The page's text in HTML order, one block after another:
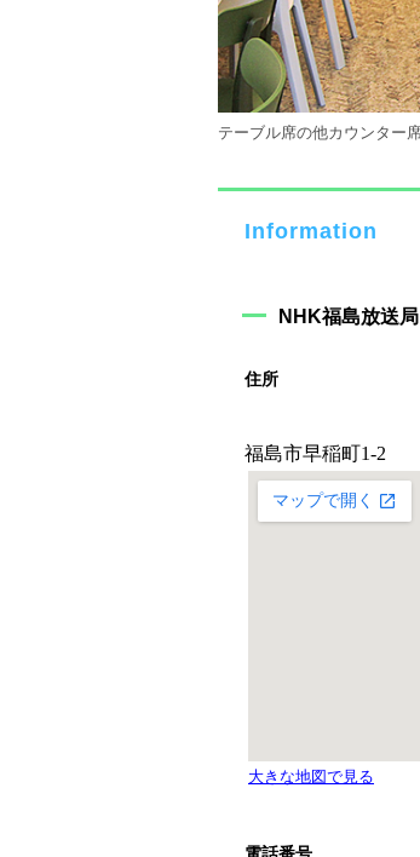
テーブル席の他カウンター
Information
NHK福島放送局
住所